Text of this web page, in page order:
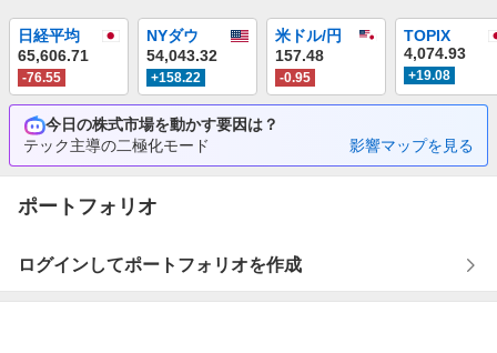
価
日経平均
65,606.71
-76.55
NYダウ
54,043.32
+158.22
米ドル/円
157.48
-0.95
TOPIX
4,074.93
+19.08
今日の株式市場を動かす要因は？
テック主導の二極化モード
影響マップを見る
ポートフォリオ
ログインしてポートフォリオを作成